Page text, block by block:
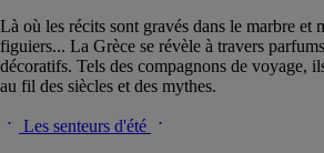
Là où les récits sont gravés dans le marbre et
figuiers... La Grèce se révèle à travers
décoratifs. Tels des compagnons de voyage,
au fil des siècles et des mythes.
Les senteurs d'été